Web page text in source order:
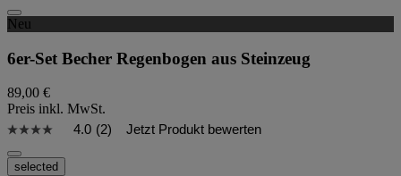
Neu
6er-Set Becher Regenbogen aus Steinzeug
89,00 €
Preis inkl. MwSt.
4.0 (2) Jetzt Produkt bewerten
selected